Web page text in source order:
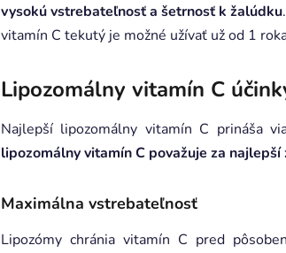
vysokú vstrebateľnosť a šetrnosť k žalúdku
vitamín C tekutý je možné užívať už od 1
Lipozomálny vitamín C
Najlepší lipozomálny vitamín C prináša
lipozomálny vitamín C považuje za najlepší
Maximálna vstrebateľnosť
Lipozómy chránia vitamín C pred